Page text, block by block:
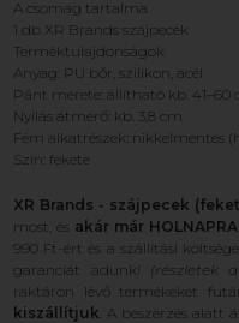
A csomag tartalma
1 db XR Brands szájpecek
Terméktulajdonságok
Anyag: PU bőr, szilikon, acél
Pánt mérete: állítható kb. 41–60
Nyílás átmérő: kb. 3,8 cm
Fém alkatrészek: nikkelmentes
Szín: fekete
XR Brands - szájpecek
most, és akár már
990 Ft-ért és a szállítási
garanciát adunk! (részletek a
raktáron lévő termékeket
kiszállítjuk . A beszerzés